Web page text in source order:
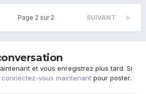
SUIVANT
Page 2 sur 2
et vous enregistrez plus tard. Si
connectez-vous maintenant pour poster.